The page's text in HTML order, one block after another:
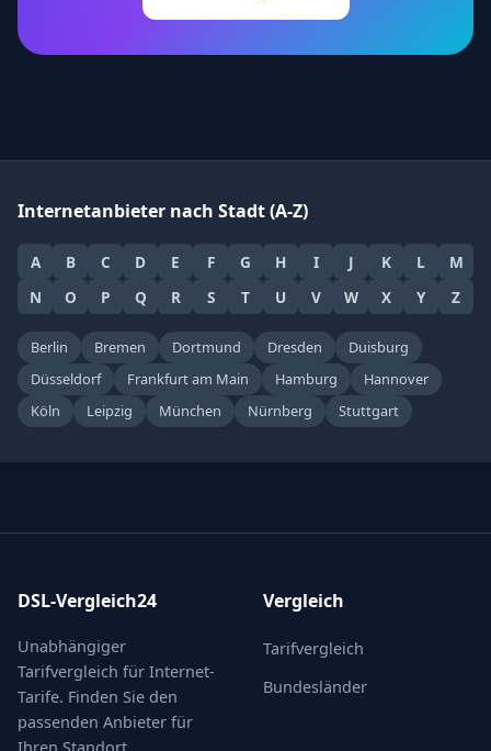
Internetanbieter nach Stadt (A-Z)
A B C D E F G H I J K L
M
N
O P Q R S T U V W X Y Z
Berlin Bremen Dortmund Dresden
Duisburg
Düsseldorf
Frankfurt am Main Hamburg
Hannover
Köln
Leipzig München Nürnberg Stuttgart
DSL-Vergleich24
Unabhängiger
Tarifvergleich für Internet-
Tarife. Finden Sie den
passenden Anbieter für
Vergleich
Tarifvergleich
Bundesländer